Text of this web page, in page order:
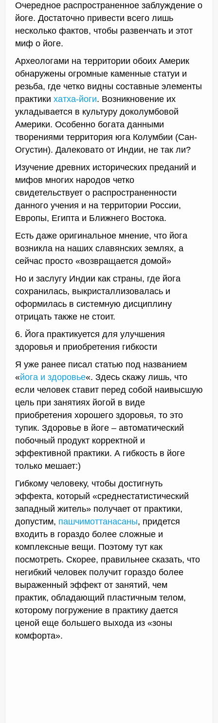
Очередное распространенное заблуждение о
йоге. Достаточно привести всего лишь
несколько фактов, чтобы развенчать и этот
миф о йоге.
Археологами на территории обоих Америк
обнаружены огромные каменные статуи и
резьба, где четко видны составные элементы
практики хатха-йоги. Возникновение их
укладывается в культуру доколумбовой
Америки. Особенно богата данными
творениями территория юга Колумбии (Сан-
Огустин). Далековато от Индии, не так ли?
Изучение древних исторических преданий и
мифов многих народов четко
свидетельствует о распространенности
данного учения и на территории России,
Европы, Египта и Ближнего Востока.
Есть даже оригинальное мнение, что йога
возникла на наших славянских землях, а
сейчас просто «возвращается домой»
Но и заслугу Индии как страны, где йога
сохранилась, выкристаллизовалась и
оформилась в системную дисциплину
отрицать также не стоит.
6. Йога практикуется для улучшения
здоровья и приобретения гибкости
Я уже ранее писал статью под названием
«йога и здоровье«. Здесь скажу лишь, что
если человек ставит перед собой наивысшую
цель при занятиях йогой в виде
приобретения хорошего здоровья, то это
тупик. Здоровье в йоге – автоматический
побочный продукт корректной и
эффективной практики. А гибкость в йоге
только мешает:)
Гибкому человеку, чтобы достигнуть
эффекта, который «среднестатистический
западный житель» получает от практики,
допустим, пашчимоттанасаны, придется
входить в гораздо более сложные и
комплексные вещи. Поэтому тут как
посмотреть. Скорее, правильнее сказать, что
негибкий человек получит гораздо более
выраженный эффект от занятий, чем
практик, обладающий пластичным телом,
которому погружение в практику дается
ценой еще большего выхода из «зоны
комфорта».